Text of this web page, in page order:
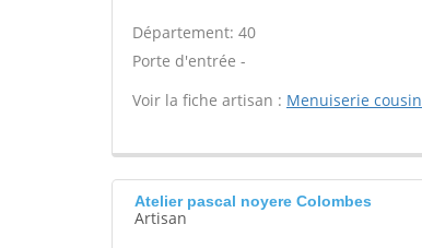
Département: 40
Porte d'entrée -
Voir la fiche artisan : Menuiserie cousin
Atelier pascal noyere Colombes
Artisan